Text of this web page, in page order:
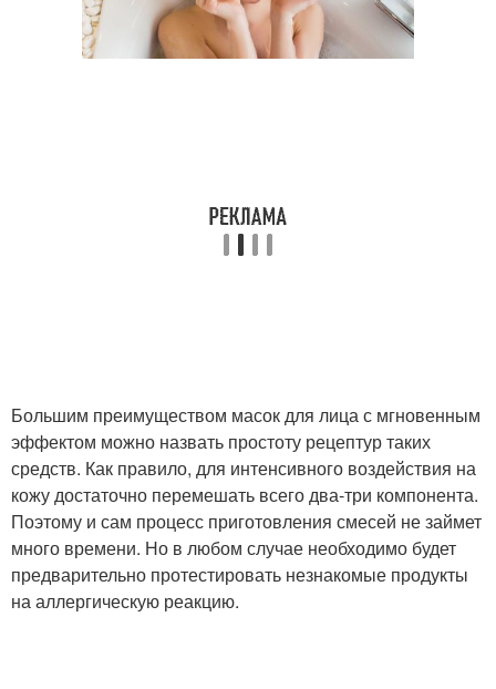
Большим преимуществом масок для лица с мгновенным
эффектом можно назвать простоту рецептур таких
средств. Как правило, для интенсивного воздействия на
кожу достаточно перемешать всего два-три компонента.
Поэтому и сам процесс приготовления смесей не займет
много времени. Но в любом случае необходимо будет
предварительно протестировать незнакомые продукты
на аллергическую реакцию.